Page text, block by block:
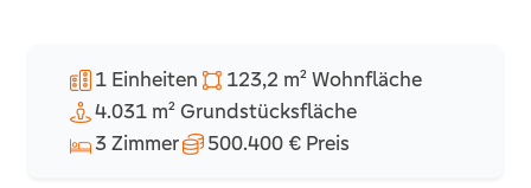
1 Einheiten
123,2 m² Wohnfläche
4.031 m² Grundstücksfläche
3 Zimmer
500.400 € Preis